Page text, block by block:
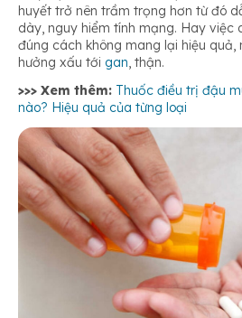
huyết trở nên trầm trọng hơn từ đó
dày, nguy hiểm tính mạng. Hay việc
đúng cách không mang lại hiệu quả,
hưởng xấu tới gan, thận.
>>> Xem thêm: Thuốc điều trị đậu
nào? Hiệu quả của từng loại